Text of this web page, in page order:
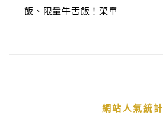
飯、限量牛舌飯！菜單
網站人氣統計